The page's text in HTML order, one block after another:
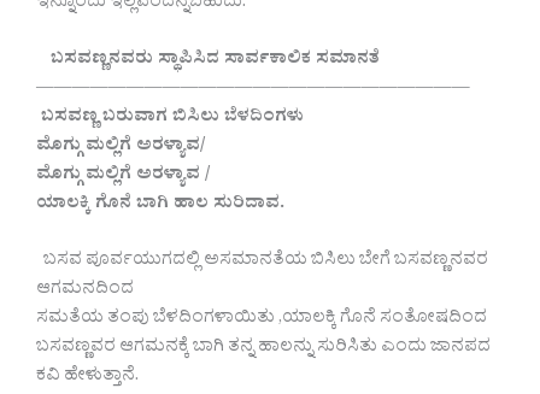
ಬಸವಣ್ಣನವರು ಸ್ಥಾಪಿಸಿದ ಸಾರ್ವಕಾಲಿಕ ಸಮಾನತೆ
————————————————————————
ಬಸವಣ್ಣ ಬರುವಾಗ ಬಿಸಿಲು ಬೆಳದಿಂಗಳು
ಮೊಗ್ಗು ಮಲ್ಲಿಗೆ ಅರಳ್ಯಾವ/
ಮೊಗ್ಗು ಮಲ್ಲಿಗೆ ಅರಳ್ಯಾವ /
ಯಾಲಕ್ಕಿ ಗೊನೆ ಬಾಗಿ ಹಾಲ ಸುರಿದಾವ.
ಬಸವ ಪೂರ್ವಯುಗದಲ್ಲಿ ಅಸಮಾನತೆಯ ಬಿಸಿಲು ಬೇಗೆ ಬಸವಣ್ಣನವರ
ಆಗಮನದಿಂದ
ಸಮತೆಯ ತಂಪು ಬೆಳದಿಂಗಳಾಯಿತು ,ಯಾಲಕ್ಕಿ ಗೊನೆ ಸಂತೋಷದಿಂದ
ಬಸವಣ್ಣವರ ಆಗಮನಕ್ಕೆ ಬಾಗಿ ತನ್ನ ಹಾಲನ್ನು ಸುರಿಸಿತು ಎಂದು ಜಾನಪದ
ಕವಿ ಹೇಳುತ್ತಾನೆ.